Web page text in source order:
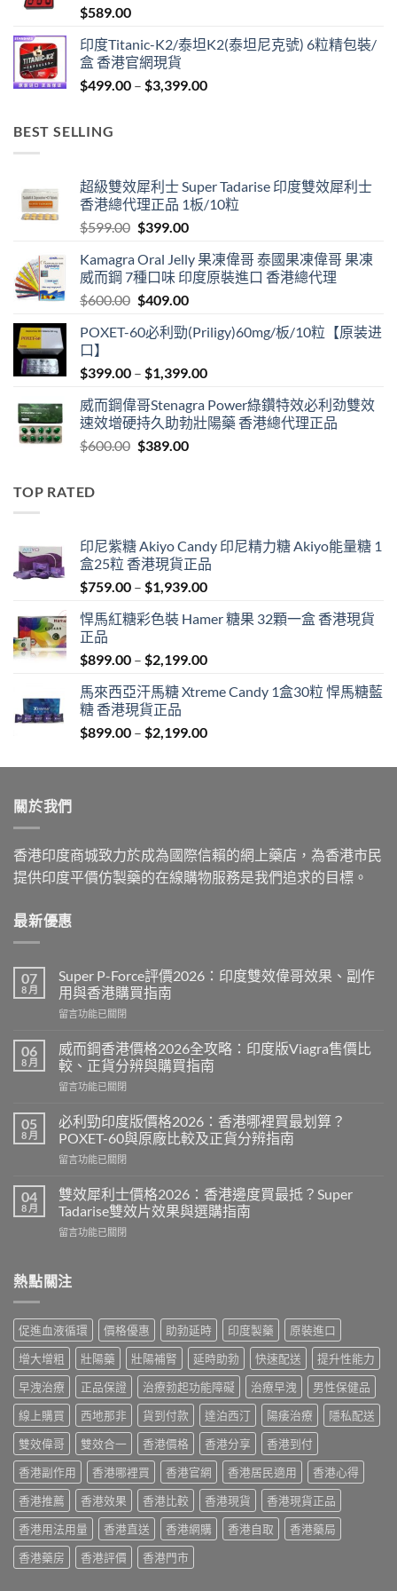
$589.00
印度Titanic-K2/泰坦K2(泰坦尼克號) 6粒精包裝/
盒 香港官網現貨
$499.00 – $3,399.00Price
BEST SELLING
超級雙效犀利士 Super Tadarise 印度雙效犀利士
香港總代理正品 1板/10粒
$599.00 Original
was:
$599.00.
$399.00Current
is:
$399.00.
Kamagra Oral Jelly 果凍偉哥 泰國果凍偉哥 果凍
威而鋼 7種口味 印度原裝進口 香港總代理
$600.00 Original
was:
$409.00Current
is:
POXET-60必利勁(Priligy)60mg/板/10粒【原装进
口】
$399.00 – $1,399.00Price
$399.00
through
威而鋼偉哥Stenagra Power綠鑽特效必利劲雙效
速效增硬持久助勃壯陽藥 香港總代理正品
$600.00 Original
$389.00Current
TOP RATED
印尼紫糖 Akiyo Candy 印尼精力糖 Akiyo能量糖 1
盒25粒 香港現貨正品
$759.00 – $1,939.00Price
$759.00
$1,939.00
悍馬紅糖彩色裝 Hamer 糖果 32顆一盒 香港現貨
正品
$899.00 – $2,199.00Price
$899.00
$2,199.00
馬來西亞汗馬糖 Xtreme Candy 1盒30粒 悍馬糖藍
糖 香港現貨正品
$899.00 – $2,199.00Price
$899.00
關於我們
香港印度商城致力於成為國際信賴的網上藥店，為香港市民
提供印度平價仿製藥的在線購物服務是我們追求的目標。
最新優惠
07
8 月
Super P-Force評價2026：印度雙效偉哥效果、副作
用與香港購買指南
在
P-
Force
評
價
印
度
效
哥
效
副
與
購
買
指
南〉
中
留言功能已關閉
06
8 月
威而鋼香港價格2026全攻略：印度版Viagra售價比
較、正貨分辨與購買指南
在
而
鋼
香
港
格
2026
攻
度
售
價
比
較、
正
貨
分
辨
與
購
買
指
南〉
中
留言功能已關閉
05
8 月
必利勁印度版價格2026：香港哪裡買最划算？
POXET-60與原廠比較及正貨分辨指南
在
利
勁
印
度
格
港
哪
裡
買
最
划
算？
POXET-
60
與
原
廠
比
較
及
正
貨
留言功能已關閉
04
8 月
雙效犀利士價格2026：香港邊度買最抵？Super
Tadarise雙效片效果與選購指南
在
犀
利
價
格
2026：
香
港
邊
度
買
最
抵？
Super
Tadarise
雙
效
片
效
果
留言功能已關閉
熱點關注
促進血液循環 價格優惠 助勃延時 印度製藥
原裝進口
增大增粗
壯陽藥 壯陽補腎 延時助勃 快速配送
提升性能力
早洩治療
正品保證 治療勃起功能障礙 治療早洩
男性保健品
線上購買
西地那非 貨到付款 達泊西汀 陽痿治療
隱私配送
雙效偉哥
雙效合一 香港價格 香港分享
香港到付
香港副作用
香港哪裡買 香港官網 香港居民適用
香港心得
香港推薦
香港效果 香港比較 香港現貨
香港現貨正品
香港用法用量
香港直送 香港網購 香港自取
香港藥局
香港藥房
香港評價 香港門市